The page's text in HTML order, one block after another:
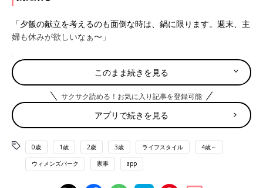
「夕飯の献立を考えるのも面倒な時は、鍋に限ります。週末、主
婦も休みが欲しいなぁ〜」
作るという選択はなし！
「まわりにスーパー、コンビニ、サイゼリア、弁当屋がある地域
なんで…夫と娘が2人で相談して買いに行きます。作る選択はな
いです。でも洗い物はしてくれません…。私がやることになりま
す」
今日は「ダメな日宣言」
「毎月、夫に『今日はダメな日』と宣言して何もしません。夫に
このまま続きを見る
サクサク読める！お気に入り記事を登録可能
アプリで続きを見る
0歳 1歳 2歳 3歳 ライフスタイル 4歳～
ウィメンズパーク 家事 app